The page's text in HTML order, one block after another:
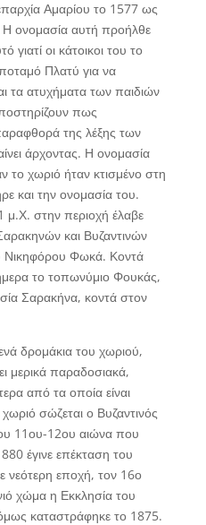
Αμαρίου το 1577 ως
Η ονομασία αυτή προήλθε
οι κάτοικοι του το
Πλατύ για να
τα ατυχήματα των παιδιών
πως
της λέξης των
άρχοντας. Η ονομασία
χωριό ήταν κτισμένο στη
και την ονομασία του.
στην περιοχή έλαβε
και Βυζαντινών
Νικηφόρου Φωκά. Κοντά
το τοπωνύμιο Φουκάς,
Σαρακήνα, κοντά στον
δρομάκια του χωριού,
μερικά παραδοσιακά,
από τα οποία είναι
σώζεται ο Βυζαντινός
11ου-12ου αιώνα που
έγινε επέκταση του
νεότερη εποχή, τον 16ο
χώμα η Εκκλησία του
καταστράφηκε το 1875.